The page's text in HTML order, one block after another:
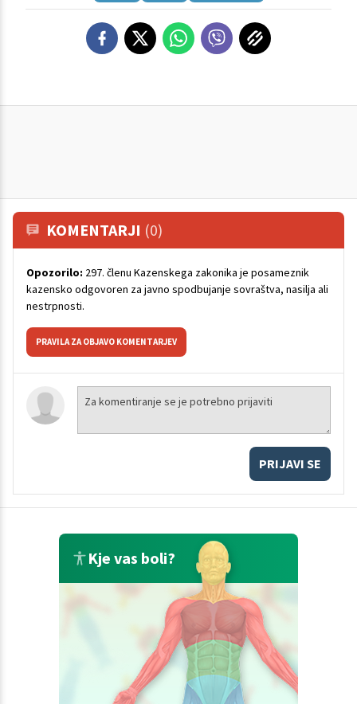
KOMENTARJI (0)
Opozorilo: 297. členu Kazenskega zakonika je posameznik
kazensko odgovoren za javno spodbujanje sovraštva, nasilja ali
nestrpnosti.
PRAVILA ZA OBJAVO KOMENTARJEV
PRIJAVI SE
Kje vas boli?